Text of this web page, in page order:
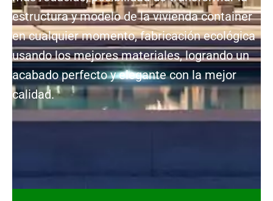
estructura y modelo de la vivienda container
en cualquier momento, fabricación ecológica
usando los mejores materiales, logrando un
acabado perfecto y elegante con la mejor
calidad.